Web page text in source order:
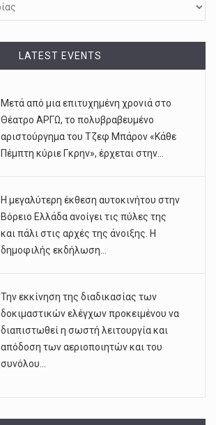
LATEST EVENTS
Μετά από μια επιτυχημένη χρονιά στο
Θέατρο ΑΡΓΩ, το πολυβραβευμένο
αριστούργημα του Τζεφ Μπάρον «Κάθε
Πέμπτη κύριε Γκρην», έρχεται στην...
Η μεγαλύτερη έκθεση αυτοκινήτου στην
Βόρειο Ελλάδα ανοίγει τις πύλες της
και πάλι στις αρχές της άνοιξης. Η
δημοφιλής εκδήλωση...
Την εκκίνηση της διαδικασίας των
δοκιμαστικών ελέγχων προκειμένου να
διαπιστωθεί η σωστή λειτουργία και
απόδοση των αεριοποιητών και του
συνόλου...